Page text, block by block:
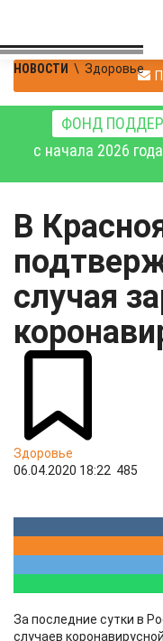
НОВОСТИ \ Здоровье
ФОНД
с начала 2026
В
случая
Здоровье
06.04.2020 18:22 485
За последние сутки в
случаев